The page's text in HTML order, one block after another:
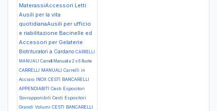
MaterassiAccessori Letti
Ausili per la vita
quotidianaAusili per ufficio
e riabilitazione Bacinelle ed
Accessori per Gelaterie
Biotrituratori a Cardano CARRELLI
MANUALI Carrelli Manuali a 2 o 6 Ruote
CARRELLI MANUALI Carrelli in
Acciaio INOX CESTI BANCARELLI
APPENDIABITI Cesti Espositori
Sovrapponibili Cesti Espositori
Grandi Volumi CESTI BANCARELLI